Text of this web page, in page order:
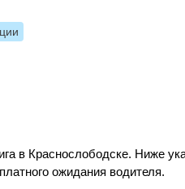
в Краснослободске. Ниже
ожидания водителя.